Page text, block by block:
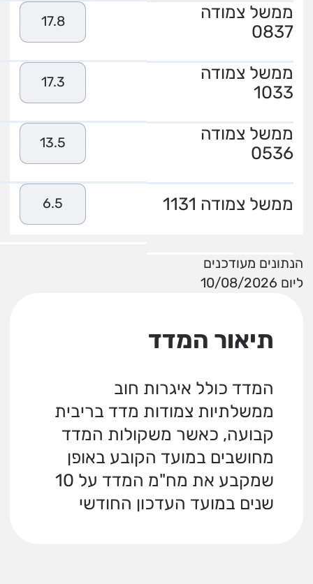
ממשל צמודה
0837
17.8
ממשל צמודה
1033
17.3
ממשל צמודה
0536
13.5
ממשל צמודה 1131 6.5
הנתונים מעודכנים
ליום 10/08/2026
תיאור המדד
המדד כולל איגרות חוב
ממשלתיות צמודות מדד בריבית
קבועה, כאשר משקולות המדד
מחושבים במועד הקובע באופן
שמקבע את מח"מ המדד על 10
שנים במועד העדכון החודשי